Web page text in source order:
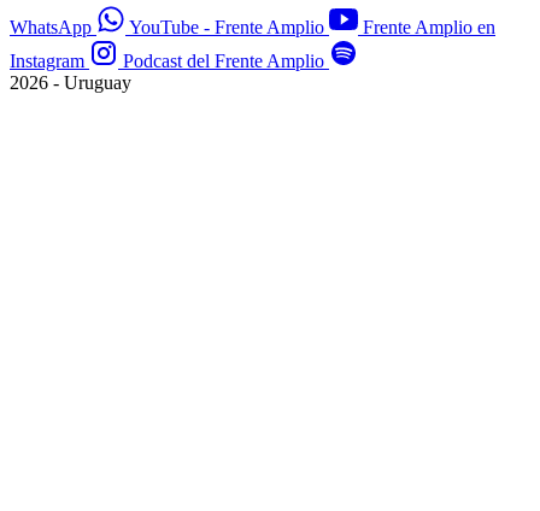
WhatsApp YouTube - Frente Amplio
Frente Amplio en
Instagram
Podcast del Frente Amplio
2026 - Uruguay